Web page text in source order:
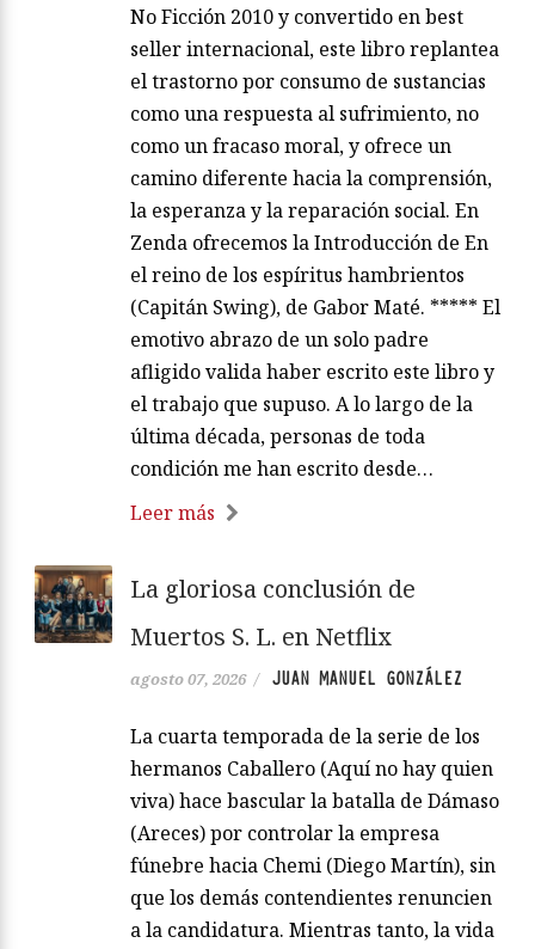
No Ficción 2010 y convertido en best
seller internacional, este libro replantea
el trastorno por consumo de sustancias
como una respuesta al sufrimiento, no
como un fracaso moral, y ofrece un
camino diferente hacia la comprensión,
la esperanza y la reparación social. En
Zenda ofrecemos la Introducción de En
el reino de los espíritus hambrientos
(Capitán Swing), de Gabor Maté. ***** El
emotivo abrazo de un solo padre
afligido valida haber escrito este libro y
el trabajo que supuso. A lo largo de la
última década, personas de toda
condición me han escrito desde…
Leer más
La gloriosa conclusión de
Muertos S. L. en Netflix
agosto 07, 2026 / JUAN MANUEL GONZÁLEZ
La cuarta temporada de la serie de los
hermanos Caballero (Aquí no hay quien
viva) hace bascular la batalla de Dámaso
(Areces) por controlar la empresa
fúnebre hacia Chemi (Diego Martín), sin
que los demás contendientes renuncien
a la candidatura. Mientras tanto, la vida